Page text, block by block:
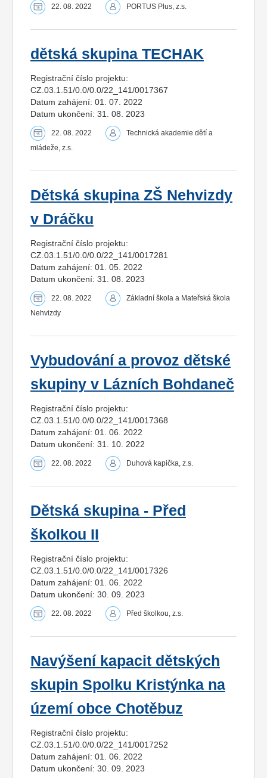
22. 08. 2022 PORTUS Plus, z.s.
dětská skupina TECHAK
Registrační číslo projektu:
CZ.03.1.51/0.0/0.0/22_141/0017367
Datum zahájení: 01. 07. 2022
Datum ukončení: 31. 08. 2023
22. 08. 2022
Technická akademie dětí a
mládeže, z.s.
Dětská skupina ZŠ Nehvizdy
v Dráčku
Registrační číslo projektu:
CZ.03.1.51/0.0/0.0/22_141/0017281
Datum zahájení: 01. 05. 2022
Datum ukončení: 31. 08. 2023
22. 08. 2022
Základní škola a Mateřská škola
Nehvizdy
Vybudování a provoz dětské
skupiny v Lázních Bohdaneč
Registrační číslo projektu:
CZ.03.1.51/0.0/0.0/22_141/0017368
Datum zahájení: 01. 06. 2022
Datum ukončení: 31. 10. 2022
22. 08. 2022 Duhová kapička, z.s.
Dětská skupina - Před
školkou II
Registrační číslo projektu:
CZ.03.1.51/0.0/0.0/22_141/0017326
Datum zahájení: 01. 06. 2022
Datum ukončení: 30. 09. 2023
22. 08. 2022 Před školkou, z.s.
Navýšení kapacit dětských
skupin Spolku Kristýnka na
území obce Chotěbuz
Registrační číslo projektu:
CZ.03.1.51/0.0/0.0/22_141/0017252
Datum zahájení: 01. 06. 2022
Datum ukončení: 30. 09. 2023